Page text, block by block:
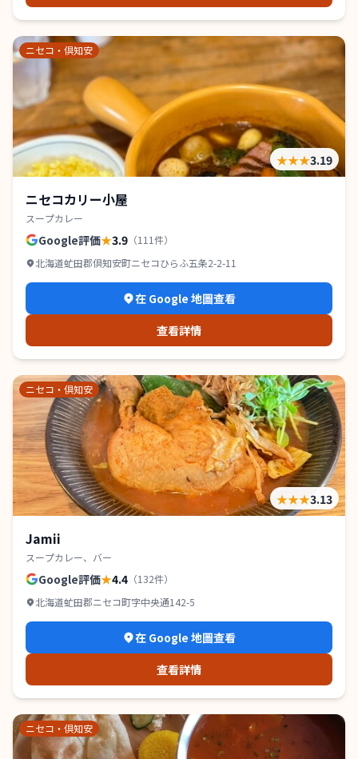
ニセコ・倶知安
★★★3.19
ニセコカリー小屋
スープカレー
Google評価★3.9 （111件）
北海道虻田郡倶知安町ニセコひらふ五条2-2-11
在 Google 地圖查看
查看詳情
ニセコ・倶知安
★★★3.13
Jamii
スープカレー、バー
Google評価★4.4 （132件）
北海道虻田郡ニセコ町字中央通142-5
在 Google 地圖查看
查看詳情
ニセコ・倶知安